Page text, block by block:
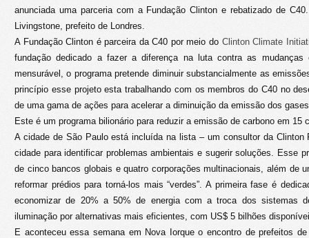
anunciada uma parceria com a Fundação Clinton e rebatizado de
Livingstone, prefeito de Londres.
A Fundação Clinton é parceira da C40 por meio do Clinton Climate
fundação dedicado a fazer a diferença na luta contra as
mensurável, o programa pretende diminuir substancialmente as
princípio esse projeto esta trabalhando com os membros do C40 no
de uma gama de ações para acelerar a diminuição da emissão dos
Este é um programa bilionário para reduzir a emissão de carbono em 15
A cidade de São Paulo está incluída na lista – um consultor da Clinton
cidade para identificar problemas ambientais e sugerir soluções. Esse
de cinco bancos globais e quatro corporações multinacionais, além de
reformar prédios para torná-los mais “verdes”. A primeira fase é
economizar de 20% a 50% de energia com a troca dos sistemas
iluminação por alternativas mais eficientes, com US$ 5 bilhões
E aconteceu essa semana em Nova Iorque o encontro de prefeitos